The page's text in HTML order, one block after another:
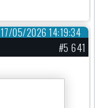
17/05/2026 14:19:34
#5 641